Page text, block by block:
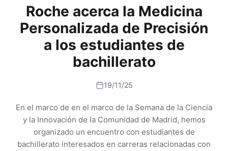
Roche acerca la Medicina
Personalizada de Precisión
a los estudiantes de
bachillerato
19/11/25
En el marco de en el marco de la Semana de la Ciencia
y la Innovación de la Comunidad de Madrid, hemos
organizado un encuentro con estudiantes de
bachillerato interesados en carreras relacionadas con